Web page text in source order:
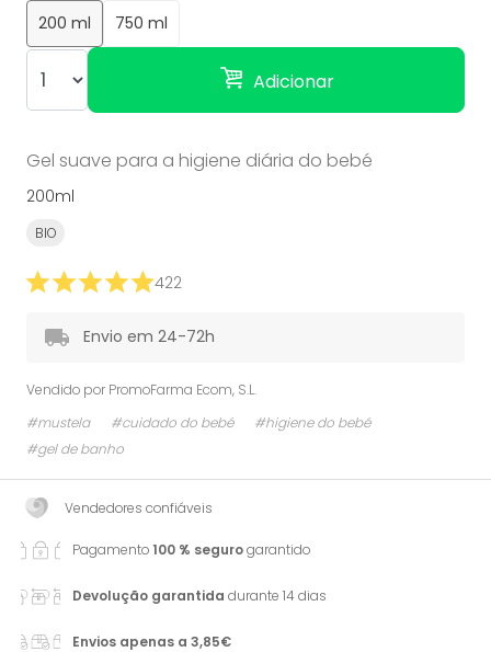
200 ml
750 ml
Adicionar
Gel suave para a higiene diária do bebé
200ml
BIO
422
Envio em 24-72h
Vendido por PromoFarma Ecom, S.L.
#mustela
#cuidado do bebé
#higiene do bebé
#gel de banho
Vendedores confiáveis
Pagamento100 % segurogarantido
Devolução garantida durante 14 dias
Envios apenas a 3,85€